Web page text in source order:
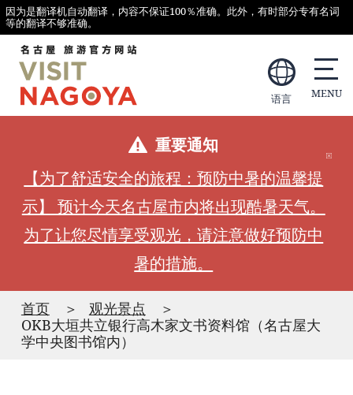
因为是翻译机自动翻译，内容不保证100％准确。此外，有时部分专有名词
等的翻译不够准确。
语言
重要通知
【为了舒适安全的旅程：预防中暑的温馨提
示】 预计今天名古屋市内将出现酷暑天气。
为了让您尽情享受观光，请注意做好预防中
暑的措施。
首页
观光景点
OKB大垣共立银行高木家文书资料馆（名古屋大
学中央图书馆内）